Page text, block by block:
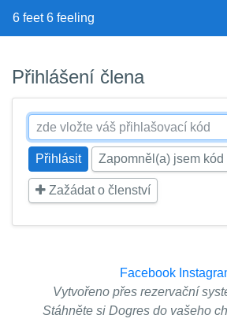
6 feet 6 feeling
Přihlášení člena
Zapomněl(a) jsem kód
Zažádat o členství
Facebook
Vytvořeno přes rezervační
Stáhněte si Dogres do vašeho